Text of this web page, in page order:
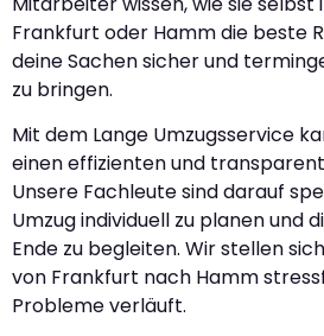
Frankfurt oder Hamm die beste
deine Sachen sicher und
zu bringen.
Mit dem Lange Umzugsservice
einen effizienten und
Unsere Fachleute sind darauf
Umzug individuell zu planen und
Ende zu begleiten. Wir stellen
von Frankfurt nach Hamm
Probleme verläuft.